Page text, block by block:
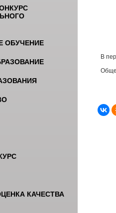
ОБУЧЕНИЕ
КАЧЕСТВА
В